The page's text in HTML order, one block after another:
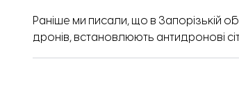
Раніше ми писали, що в Запорізькій
дронів, встановлюють антидронові